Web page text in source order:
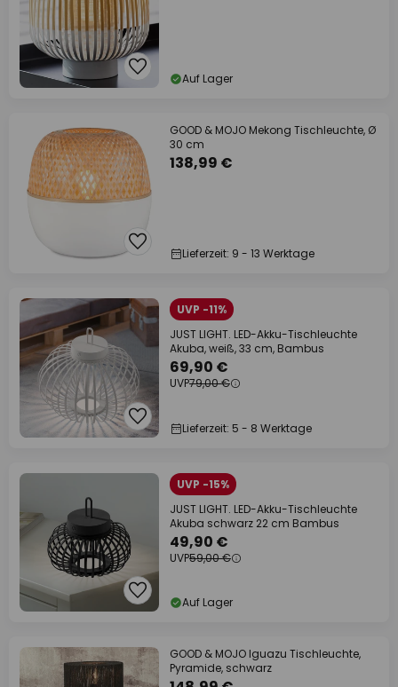
Auf Lager
GOOD & MOJO Mekong Tischleuchte, Ø
30 cm
138,99 €
Lieferzeit: 9 - 13 Werktage
UVP -11%
JUST LIGHT. LED-Akku-Tischleuchte
Akuba, weiß, 33 cm, Bambus
69,90 €
UVP79,00 €
Lieferzeit: 5 - 8 Werktage
UVP -15%
JUST LIGHT. LED-Akku-Tischleuchte
Akuba schwarz 22 cm Bambus
49,90 €
UVP59,00 €
Auf Lager
GOOD & MOJO Iguazu Tischleuchte,
Pyramide, schwarz